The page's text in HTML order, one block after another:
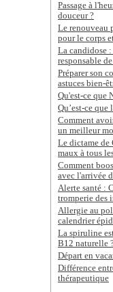
Passage à
douceur ?
Le renouveau
pour le corps
La candidose
responsable
Préparer son
astuces bien-
Qu'est-ce que
Qu’est-ce
Comment
un meilleur
Le dictame de
maux à tous
Comment
avec l'arrivée
Alerte santé :
tromperie des
Allergie au
calendrier
La spiruline
B12 naturelle
Départ en
Différence
thérapeutique